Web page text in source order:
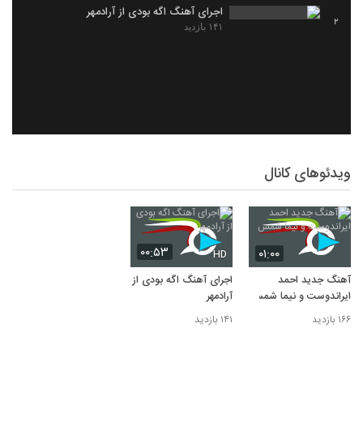
2
اجرای آهنگ اگه بودی از آرادمهر
۱۴۱ بازدید
ویدئوهای کانال
۰۱:۰۰
آهنگ جدید احمد
ایراندوست و نیما شمس
۱۶۶ بازدید
۰۰:۵۳ HD
اجرای آهنگ اگه بودی از
آرادمهر
۱۴۱ بازدید